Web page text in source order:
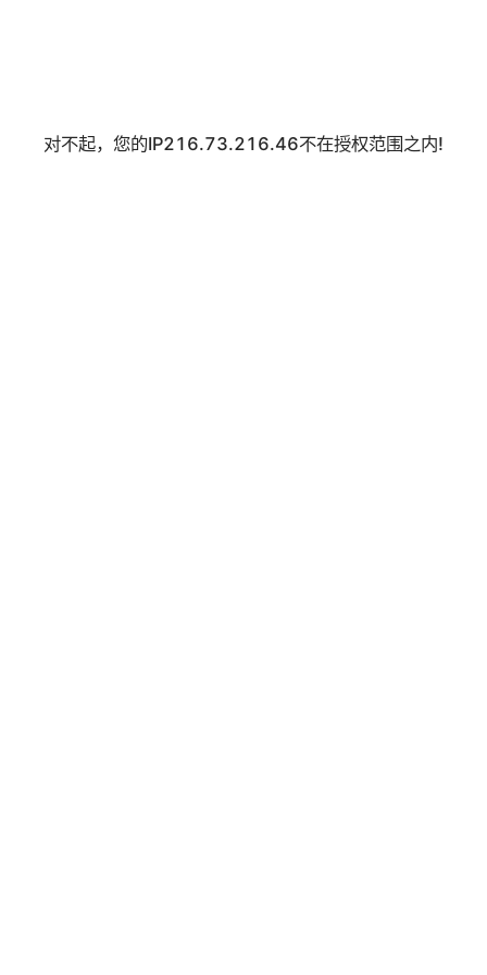
对不起，您的IP216.73.216.46不在授权范围之内!